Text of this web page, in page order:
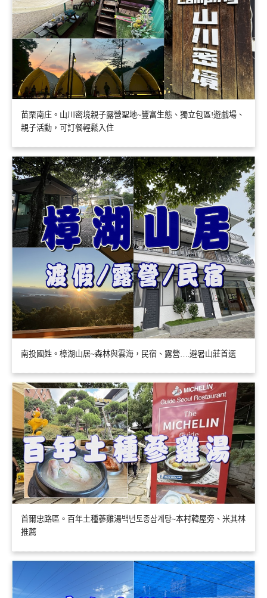
苗栗南庄。山川密境親子露營聖地~豐富生態、獨立包區!遊戲場、
親子活動，可訂餐輕鬆入住
南投國姓。樟湖山居~森林與雲海，民宿、露營….避暑山莊首選
首爾忠路區。百年土種蔘雞湯백년토종삼계탕~本村韓屋旁、米其林
推薦